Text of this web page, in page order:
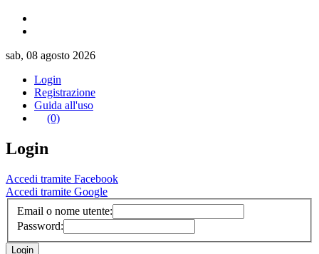
sab, 08 agosto 2026
Login
Registrazione
Guida all'uso
(0)
Login
Accedi tramite Facebook
Accedi tramite Google
Email o nome utente:
Password: